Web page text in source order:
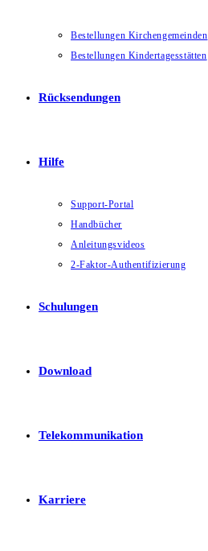
Bestellungen Kirchengemeinden
Bestellungen Kindertagesstätten
Rücksendungen
Hilfe
Support-Portal
Handbücher
Anleitungsvideos
2-Faktor-Authentifizierung
Schulungen
Download
Telekommunikation
Karriere